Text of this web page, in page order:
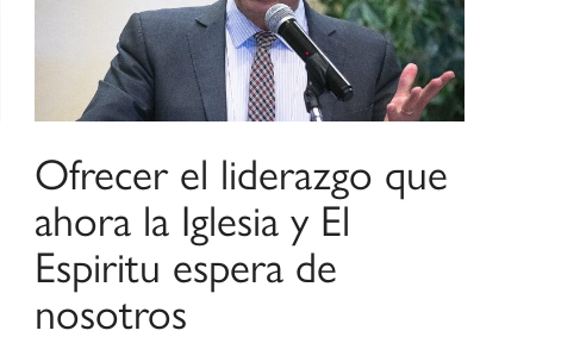
Ofrecer el liderazgo que
ahora la Iglesia y El
Espiritu espera de
nosotros